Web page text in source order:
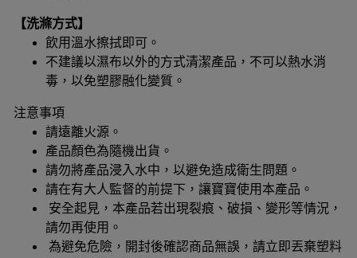
【洗滌方式】
飲用溫水擦拭即可。
不建議以濕布以外的方式清潔產品，不可以熱水消
毒，以免塑膠融化變質。
注意事項
請遠離火源。
產品顏色為隨機出貨。
請勿將產品浸入水中，以避免造成衛生問題。
請在有大人監督的前提下，讓寶寶使用本產品。
安全起見，本產品若出現裂痕、破損、變形等情況，
請勿再使用。
為避免危險，開封後確認商品無誤，請立即丟棄塑料